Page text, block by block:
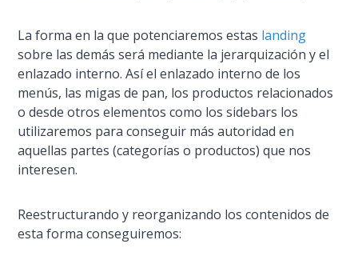
La forma en la que potenciaremos estas landing
sobre las demás será mediante la jerarquización y el
enlazado interno. Así­ el enlazado interno de los
menús, las migas de pan, los productos relacionados
o desde otros elementos como lossidebars los
utilizaremos para conseguir más autoridad en
aquellas partes (categorí­as o productos) que nos
interesen.
Reestructurando y reorganizando los contenidos de
esta forma conseguiremos: